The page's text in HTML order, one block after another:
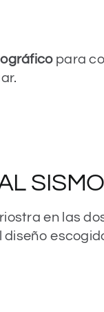
para
en las